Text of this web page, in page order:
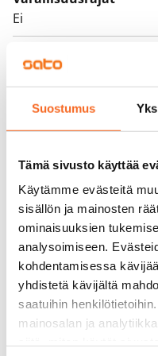
Suostumus
Tämä sivusto käyttää
Käytämme evästeitä
sisällön ja mainosten
ominaisuuksien
analysoimiseen.
kohdentamisessa
yhdistetä kävijältä
saatuihin
mainosalan ja
Ei
Vuokravakuus
0 €, (yrityksille min. 1
Pakollinen, ei sisälly
Vesimaksu
27 €/hlö/kk
Sähkömaksu
Vuokralainen solmii
Laajakaista
Vuokraan sisältyy 50 M
lisänopeutta